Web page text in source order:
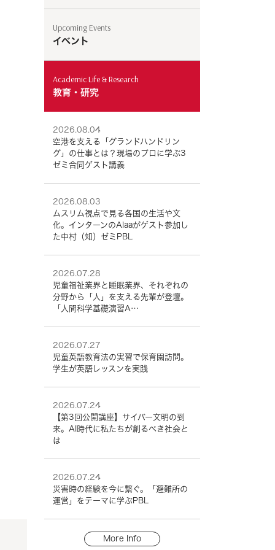
Upcoming Events
イベント
Academic Life & Research
教育・研究
2026.08.04
空港を支える「グランドハンドリン
グ」の仕事とは？現場のプロに学ぶ3
ゼミ合同ゲスト講義
2026.08.03
ムスリム視点で見る各国の生活や文
化。インターンのAlaaがゲスト参加し
た中村（知）ゼミPBL
2026.07.28
児童福祉業界と睡眠業界、それぞれの
分野から「人」を支える先輩が登壇。
「人間科学基礎演習A…
2026.07.27
児童英語教育法の実習で保育園訪問。
学生が英語レッスンを実践
2026.07.24
【第3回公開講座】サイバー文明の到
来。AI時代に私たちが創るべき社会と
は
2026.07.24
災害時の経験を今に繋ぐ。「避難所の
運営」をテーマに学ぶPBL
More Info